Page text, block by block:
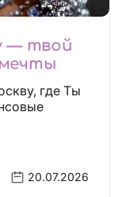
— твой
где Ты
20.07.2026